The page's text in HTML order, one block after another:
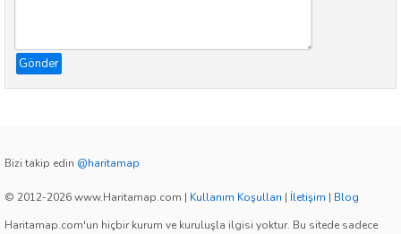
Gönder
Bizi takip edin @haritamap
© 2012-2026 www.Haritamap.com | Kullanım Koşulları | İletişim | Blog
Haritamap.com'un hiçbir kurum ve kuruluşla ilgisi yoktur. Bu sitede sadece